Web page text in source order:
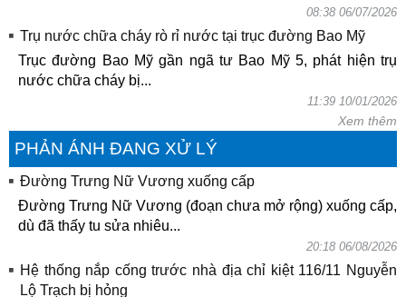
08:38 06/07/2026
Trụ nước chữa cháy rò rỉ nước tại trục đường Bao Mỹ
Trục đường Bao Mỹ gần ngã tư Bao Mỹ 5, phát hiện trụ
nước chữa cháy bị...
11:39 10/01/2026
Xem thêm
PHẢN ÁNH ĐANG XỬ LÝ
Đường Trưng Nữ Vương xuống cấp
Đường Trưng Nữ Vương (đoạn chưa mở rộng) xuống cấp,
dù đã thấy tu sửa nhiêu...
20:18 06/08/2026
Hệ thống nắp cống trước nhà địa chỉ kiệt 116/11 Nguyễn
Lộ Trạch bị hỏng